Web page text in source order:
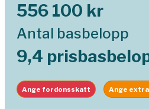
556 100 kr
Antal basbelopp
9,4
Ange fordonsskatt Ange